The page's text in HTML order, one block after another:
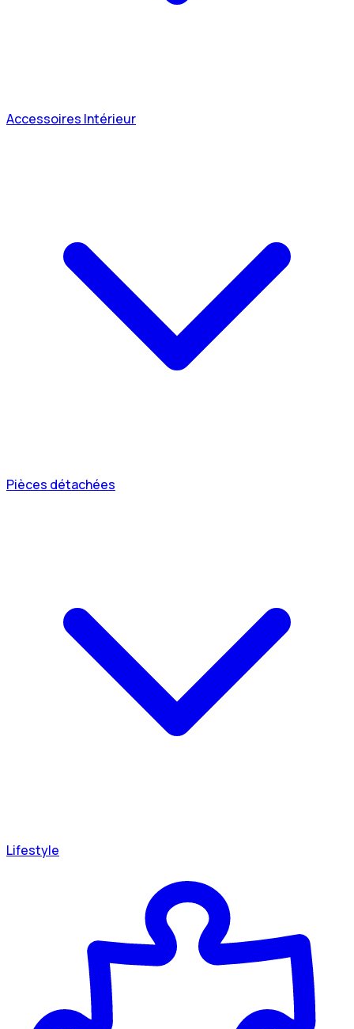
Accessoires Intérieur
Pièces détachées
Lifestyle